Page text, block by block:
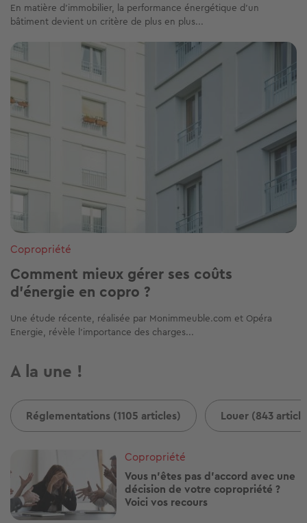
En matière d'immobilier, la performance énergétique d'un
bâtiment devient un critère de plus en plus...
Image
Copropriété
Comment mieux gérer ses coûts
d’énergie en copro ?
Une étude récente, réalisée par Monimmeuble.com et Opéra
Energie, révèle l'importance des charges...
A la une !
Réglementations (1105 articles) Louer (843
Copropriété
Vous n'êtes pas d'accord avec une
décision de votre copropriété ?
Voici vos recours